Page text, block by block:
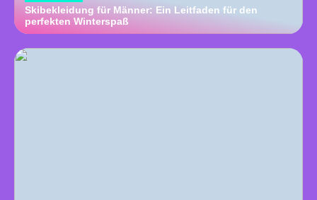
Skibekleidung für Männer: Ein Leitfaden für den
perfekten Winterspaß